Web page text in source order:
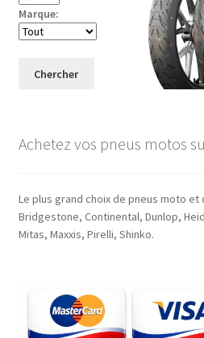
Marque:
Chercher
Achetez vos pneus motos
Le plus grand choix de pneus moto et
Bridgestone, Continental, Dunlop,
Mitas, Maxxis, Pirelli, Shinko.